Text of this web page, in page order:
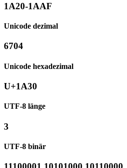
1A20-1AAF
Unicode dezimal
6704
Unicode hexadezimal
U+1A30
UTF-8 länge
3
UTF-8 binär